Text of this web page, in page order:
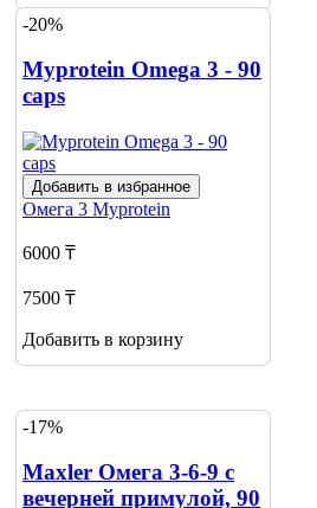
-20%
Myprotein Omega 3 - 90
caps
Добавить в избранное
Омега 3 Myprotein
6000 ₸
7500 ₸
Добавить в корзину
-17%
Maxler Омега 3-6-9 с
вечерней примулой, 90